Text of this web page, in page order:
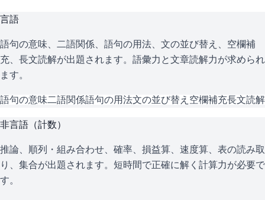
言語
語句の意味、二語関係、語句の用法、文の並び替え、空欄補
充、長文読解が出題されます。語彙力と文章読解力が求められ
ます。
語句の意味二語関係語句の用法文の並び替え 空欄補充長文読解
非言語（計数）
推論、順列・組み合わせ、確率、損益算、速度算、表の読み取
り、集合が出題されます。短時間で正確に解く計算力が必要で
す。